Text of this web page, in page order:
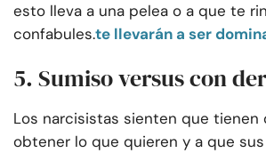
esto lleva a una pelea o a que te
confabules.te llevarán a ser
5. Sumiso versus con
Los narcisistas sienten que tienen
obtener lo que quieren y a que